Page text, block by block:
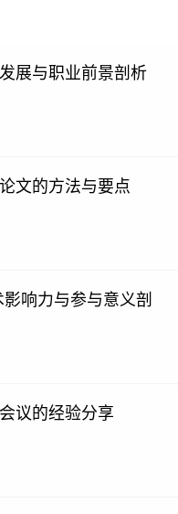
展与职业前景剖析
文的方法与要点
响力与参与意义剖
议的经验分享